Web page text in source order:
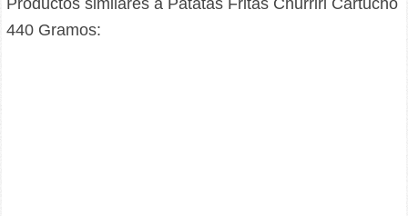
Productos similares a Patatas Fritas Churriri Cartucho
440 Gramos: